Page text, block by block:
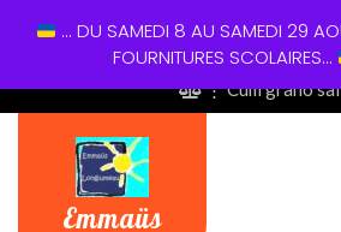
01 60 49
⋮ Cum grano
Emmaüs
... DU SAMEDI 8 AU SAMEDI 29
FOURNITURES SCOLAIRES...